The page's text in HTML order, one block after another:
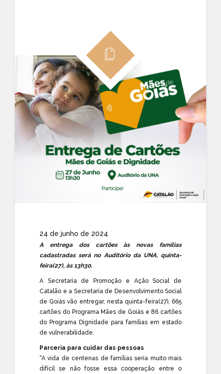
24 de junho de 2024
A entrega dos cartões às novas famílias
cadastradas será no Auditório da UNA, quinta-
feira(27), às 13h30.
A Secretaria de Promoção e Ação Social de
Catalão e a Secretaria de Desenvolvimento Social
de Goiás vão entregar, nesta quinta-feira(27), 665
cartões do Programa Mães de Goiás e 86 cartões
do Programa Dignidade para famílias em estado
de vulnerabilidade.
Parceria para cuidar das pessoas
“A vida de centenas de famílias seria muito mais
difícil se não fosse essa cooperação entre o